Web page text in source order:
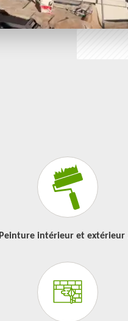
Peinture intérieur et extérieur